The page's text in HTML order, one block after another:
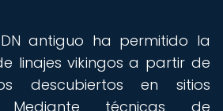
antiguo ha permitido la
linajes vikingos a partir de
descubiertos en sitios
Mediante técnicas de